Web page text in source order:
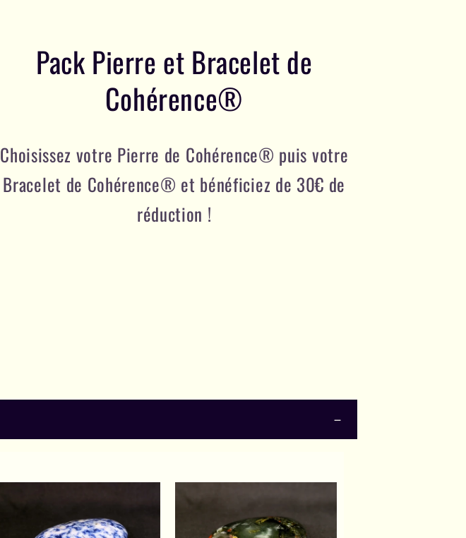
Pack Pierre et Bracelet de
Cohérence®
Choisissez votre Pierre de Cohérence® puis votre
Bracelet de Cohérence® et bénéficiez de 30€ de
réduction !